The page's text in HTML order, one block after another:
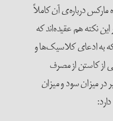
مارکس درباره‌ی آن کاملاً
نکته هم عقیده‌اند که
به ادعای کلاسیک‌ها و
از کاستن از مصرف
در میزان سود و میزان